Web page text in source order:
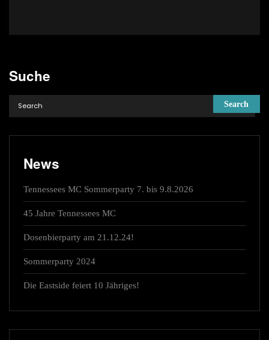
Suche
News
Tennessees MC Sommerparty 7. bis 9.8.2026
45 Jahre Tennessees MC
Dosenbierparty am 21.12.24!
Sommerparty 2024
Die Eastside feiert 10 Jähriges!